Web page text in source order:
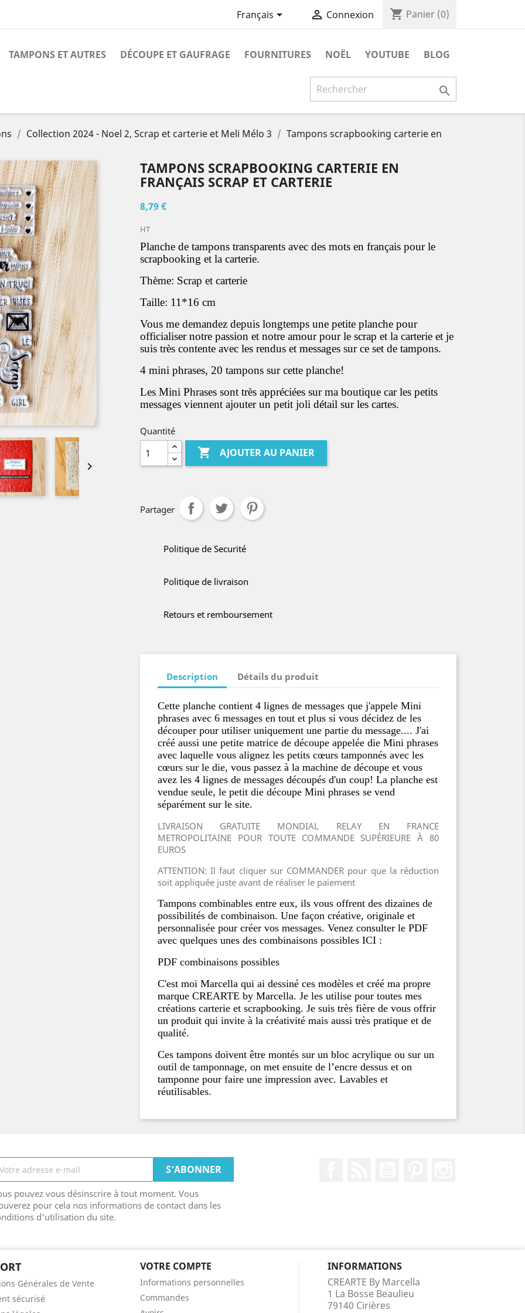
Français  Connexion shopping_cart Panier (0)
TAMPONS ET AUTRES DÉCOUPE ET GAUFRAGE FOURNITURES NOËL YOUTUBE BLOG

Collection 2024 - Noel 2, Scrap et carterie et Meli Mélo 3 Tampons scrapbooking carterie en

TAMPONS SCRAPBOOKING CARTERIE EN
FRANÇAIS SCRAP ET CARTERIE
8,79 €
HT
Planche de tampons transparents avec des mots en français pour le
scrapbooking et la carterie.
Thème: Scrap et carterie
Taille: 11*16 cm
Vous me demandez depuis longtemps une petite planche pour
officialiser notre passion et notre amour pour le scrap et la carterie et je
suis très contente avec les rendus et messages sur ce set de tampons.
4 mini phrases, 20 tampons sur cette planche!
Les Mini Phrases sont très appréciées sur ma boutique car les petits
messages viennent ajouter un petit joli détail sur les cartes.
Quantité
 AJOUTER AU PANIER
Partager
Politique de Securité
Politique de livraison
Retours et remboursement
Description Détails du produit
Cette planche contient 4 lignes de messages que j'appele Mini
phrases avec 6 messages en tout et plus si vous décidez de les
découper pour utiliser uniquement une partie du message.... J'ai
créé aussi une petite matrice de découpe appelée die Mini phrases
avec laquelle vous alignez les petits cœurs tamponnés avec les
cœurs sur le die, vous passez à la machine de découpe et vous
avez les 4 lignes de messages découpés d'un coup! La planche est
vendue seule, le petit die découpe Mini phrases se vend
séparément sur le site.
LIVRAISON GRATUITE MONDIAL RELAY EN FRANCE
METROPOLITAINE POUR TOUTE COMMANDE SUPÉRIEURE À 80
EUROS
ATTENTION: Il faut cliquer sur COMMANDER pour que la réduction
soit appliquée juste avant de réaliser le paiement
Tampons combinables entre eux, ils vous offrent des dizaines de
possibilités de combinaison. Une façon créative, originale et
personnalisée pour créer vos messages. Venez consulter le PDF
avec quelques unes des combinaisons possibles ICI :
PDF combinaisons possibles
C'est moi Marcella qui ai dessiné ces modèles et créé ma propre
marque CREARTE by Marcella. Je les utilise pour toutes mes
créations carterie et scrapbooking. Je suis très fière de vous offrir
un produit qui invite à la créativité mais aussi très pratique et de
qualité.
Ces tampons doivent être montés sur un bloc acrylique ou sur un
outil de tamponnage, on met ensuite de l’encre dessus et on
tamponne pour faire une impression avec. Lavables et
réutilisables.
pouvez vous désinscrire à tout moment. Vous
pour cela nos informations de contact dans les
d'utilisation du site.
Générales de Vente
sécurisé
VOTRE COMPTE
Informations personnelles
Commandes
INFORMATIONS
CREARTE By Marcella
1 La Bosse Beaulieu
79140 Cirières